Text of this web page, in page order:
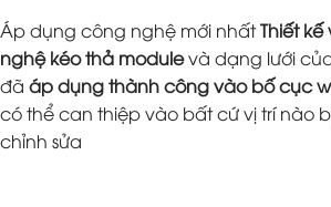
Áp dụng công nghệ mới nhấtThiết
nghệ kéo thả modulevà dạng lưới
đã áp dụng thành công vào bố cục
có thể can thiệp vào bất cứ vị trí nào
chỉnh sửa